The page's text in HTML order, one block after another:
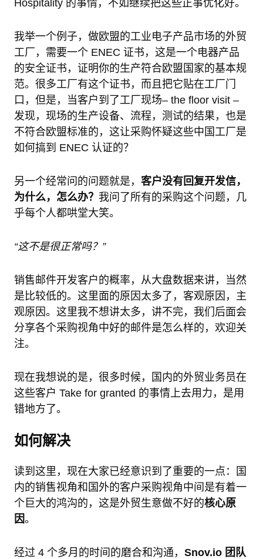
Hospitality 的事情，不如继续把这些正事优化好。
我举一个例子，做欧盟的工业电子产品市场的外贸
工厂，需要一个 ENEC 证书，这是一个电器产品
的安全证书，证明你的生产符合欧盟国家的基本规
范。很多工厂有这个证书，而且把它贴在工厂门
口，但是，当客户到了工厂现场– the floor visit –
发现，现场的生产设备、流程，测试的结果，也是
不符合欧盟标准的，这让采购怀疑这些中国工厂是
如何搞到 ENEC 认证的？
另一个经常问的问题就是， 客户没有回复开发信，
为什么，怎么办？ 我问了所有的采购这个问题，几
乎每个人都哄堂大笑。
“这不是很正常吗？”
销售邮件开发客户的概率，从大盘数据来讲，当然
是比较低的。这里面的原因太多了，客观原因，主
观原因。这里我不想讲太多，讲不完，我们后面会
分享各个采购视角中好的邮件是怎么样的，欢迎关
注。
现在我想说的是，很多时候，国内的外贸业务员在
这些客户 Take for granted 的事情上去用力，是用
错地方了。
如何解决
读到这里，现在大家已经意识到了重要的一点：国
内的销售视角和国外的客户采购视角中间是有着一
个巨大的鸿沟的，这是外贸生意做不好的核心原
因。
经过 4 个多月的时间的磨合和沟通， Snov.io 团队